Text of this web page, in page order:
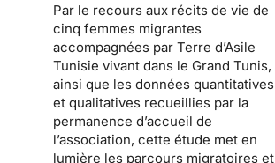
Par le recours aux récits de vie de
cinq femmes migrantes
accompagnées par Terre d’Asile
Tunisie vivant dans le Grand Tunis,
ainsi que les données quantitatives
et qualitatives recueillies par la
permanence d’accueil de
l’association, cette étude met en
lumière les parcours migratoires et